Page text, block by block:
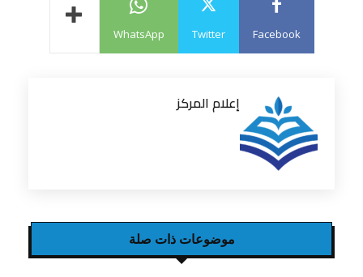
Facebook
Twitter
WhatsApp
إعلام المركز
موضوعات ذات صلة